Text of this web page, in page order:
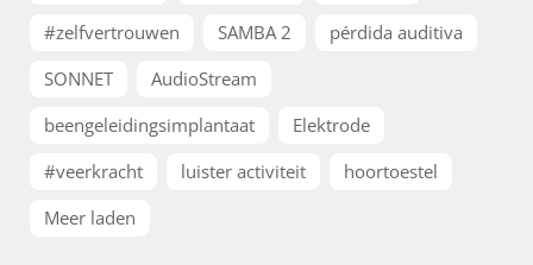
#zelfvertrouwen
SAMBA 2
pérdida auditiva
SONNET
AudioStream
beengeleidingsimplantaat
Elektrode
#veerkracht
luister activiteit
hoortoestel
Meer laden